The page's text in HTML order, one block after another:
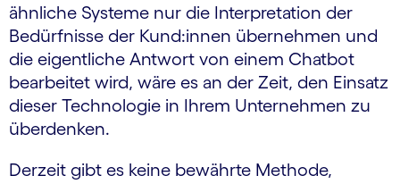
ähnliche Systeme nur die Interpretation der
Bedürfnisse der Kund:innen übernehmen und
die eigentliche Antwort von einem Chatbot
bearbeitet wird, wäre es an der Zeit, den Einsatz
dieser Technologie in Ihrem Unternehmen zu
überdenken.
Derzeit gibt es keine bewährte Methode,